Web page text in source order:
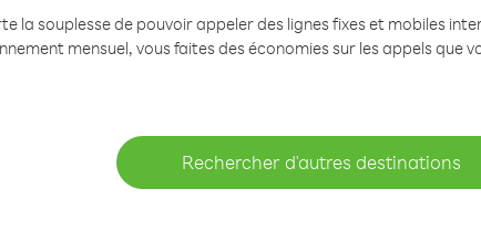
la souplesse de pouvoir appeler des lignes fixes et mobiles
mensuel, vous faites des économies sur les appels que
Rechercher d'autres destinations